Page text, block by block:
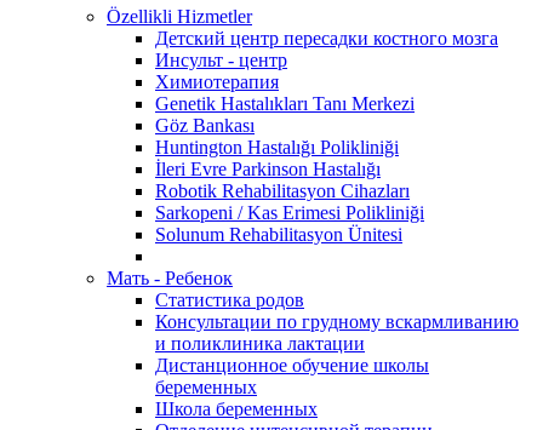
Özellikli Hizmetler
Детский центр пересадки костного мозга
Инсульт - центр
Химиотерапия
Genetik Hastalıkları Tanı Merkezi
Göz Bankası
Huntington Hastalığı Polikliniği
İleri Evre Parkinson Hastalığı
Robotik Rehabilitasyon Cihazları
Sarkopeni / Kas Erimesi Polikliniği
Solunum Rehabilitasyon Ünitesi
Мать - Ребенок
Статистика родов
Консультации по грудному вскармливанию
и поликлиника лактации
Дистанционное обучение школы
беременных
Школа беременных